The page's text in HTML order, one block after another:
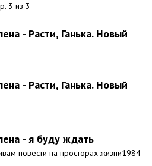
3 из 3
- Расти, Ганька. Новый
- Расти, Ганька. Новый
- я буду ждать
повести на просторах жизни1984